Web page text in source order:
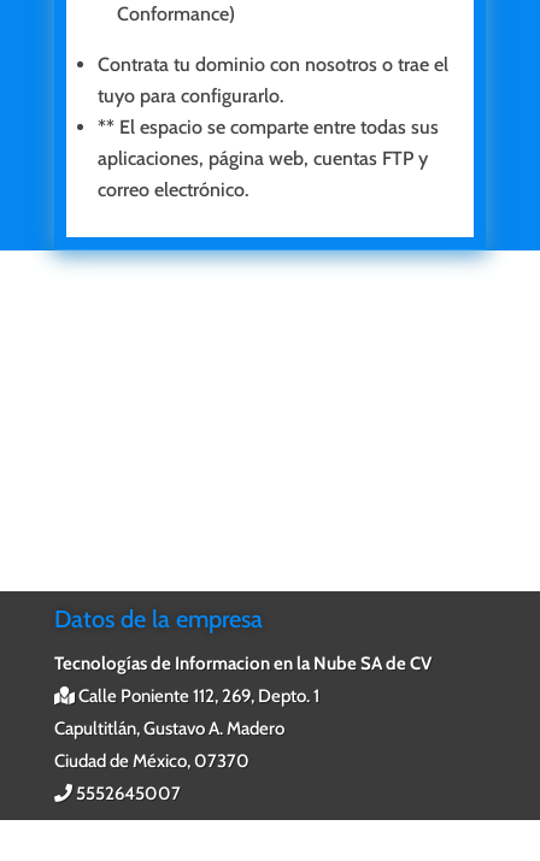
Conformance)
Contrata tu dominio con nosotros o trae el
tuyo para configurarlo.
** El espacio se comparte entre todas sus
aplicaciones, página web, cuentas FTP y
correo electrónico.
Datos de la empresa
Tecnologías de Informacion en la Nube SA de CV
Calle Poniente 112, 269, Depto. 1
Capultitlán, Gustavo A. Madero
Ciudad de México, 07370
5552645007